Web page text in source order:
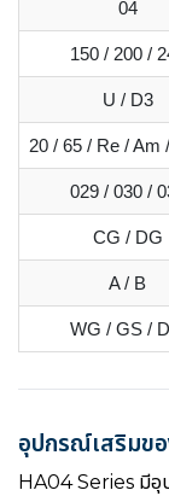
04
150 / 200 /
U / D3
20 / 65 / Re / Am
029 / 030 /
CG / DG
A / B
WG / GS /
อุปกรณ์เสริมข
HA04 Series มีอุ